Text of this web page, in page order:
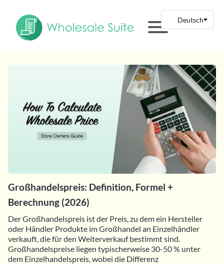
Großhandelspreis: Definition, Formel +
Berechnung (2026)
Der Großhandelspreis ist der Preis, zu dem ein Hersteller
oder Händler Produkte im Großhandel an Einzelhändler
verkauft, die für den Weiterverkauf bestimmt sind.
Großhandelspreise liegen typischerweise 30-50 % unter
dem Einzelhandelspreis, wobei die Differenz